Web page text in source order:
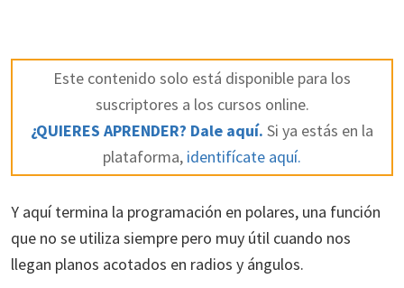
Este contenido solo está disponible para los
suscriptores a los cursos online.
¿QUIERES APRENDER? Dale aquí. Si ya estás en la
plataforma, identifícate aquí.
Y aquí termina la programación en polares, una función
que no se utiliza siempre pero muy útil cuando nos
llegan planos acotados en radios y ángulos.